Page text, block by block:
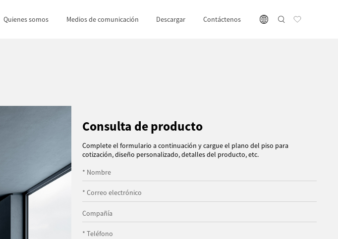
Quienes somos Medios de comunicación Descargar Contáctenos
Consulta de producto
Complete el formulario a continuación y cargue el plano del piso para
cotización, diseño personalizado, detalles del producto, etc.
* Nombre
* Correo electrónico
Compañía
* Teléfono